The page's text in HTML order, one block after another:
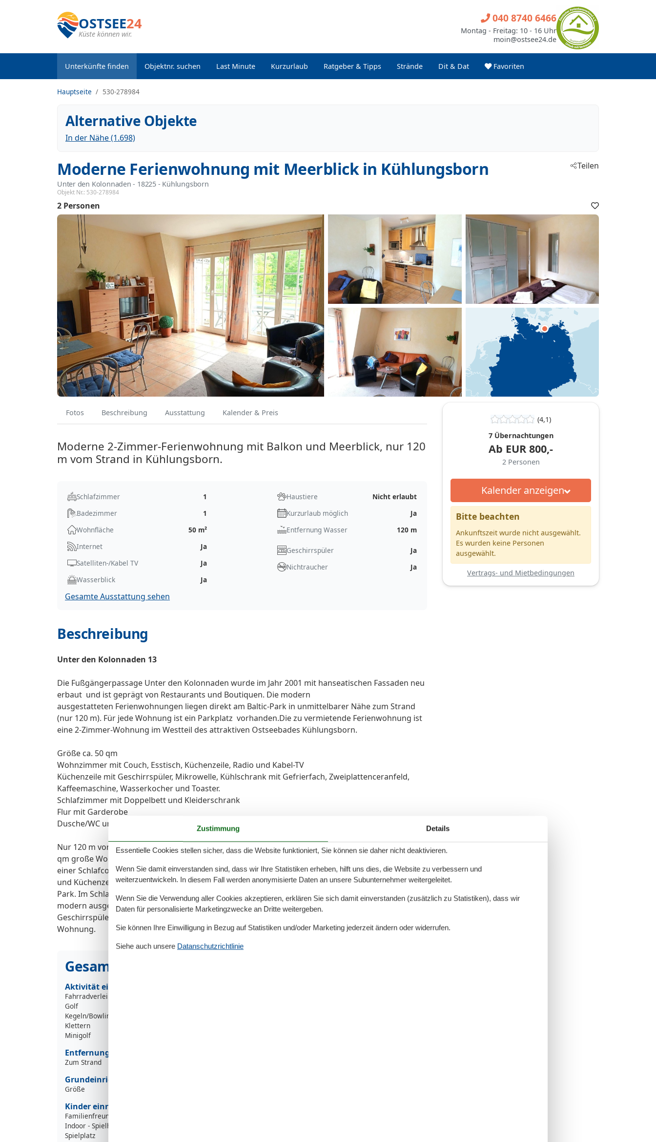
OSTSEE24
Küste können wir.
Unterkünfte finden Objektnr. suchen Last Minute Kurzurlaub Ratgeber & Tipps Strände Dit & Dat Favoriten
040 8740 6466
Montag - Freitag: 10 - 16 Uhr
moin@ostsee24.de
Hauptseite 530-278984
Alternative Objekte
In der Nähe (1.698)
Moderne Ferienwohnung mit Meerblick in Kühlungsborn
Unter den Kolonnaden - 18225 - Kühlungsborn
Objekt Nr.: 530-278984
Teilen
2 Personen
Fotos Beschreibung Ausstattung Kalender & Preis
Moderne 2-Zimmer-Ferienwohnung mit Balkon und Meerblick, nur 120
m vom Strand in Kühlungsborn.
Schlafzimmer
1
Badezimmer
1
Wohnfläche
50 m²
Haustiere
Nicht erlaubt
Kurzurlaub möglich
Ja
Entfernung Wasser
120 m
Internet
Ja
Satelliten-/Kabel TV
Ja
Wasserblick
Ja
Geschirrspüler
Ja
Nichtraucher
Ja
Gesamte Ausstattung sehen
Beschreibung
Unter den Kolonnaden 13
Die Fußgängerpassage Unter den Kolonnaden wurde im Jahr 2001 mit hanseatischen Fassaden neu
erbaut und ist geprägt von Restaurants und Boutiquen. Die modern
ausgestatteten Ferienwohnungen liegen direkt am Baltic-Park in unmittelbarer Nähe zum Strand
(nur 120 m). Für jede Wohnung ist ein Parkplatz vorhanden.Die zu vermietende Ferienwohnung ist
eine 2-Zimmer-Wohnung im Westteil des attraktiven Ostseebades Kühlungsborn.
Größe ca. 50 qm
Wohnzimmer mit Couch, Esstisch, Küchenzeile, Radio und Kabel-TV
Küchenzeile mit Geschirrspüler, Mikrowelle, Kühlschrank mit Gefrierfach, Zweiplattenceranfeld,
Kaffeemaschine, Wasserkocher und Toaster.
Schlafzimmer mit Doppelbett und Kleiderschrank
Flur mit Garderobe
Dusche/WC und Balkon
Nur 120 m vom Strand wohnen Sie in einer modern eingerichteten 2-Raum-Ferienwohnung. Die 45
qm große Wohnung liegt in der ersten Etage über der Einkaufspassage. Das Wohnzimmer ist mit
einer Schlafcouch, Couchtisch, Anrichte, Regal, Kabel-TV, Radio, Essbereich (Esstisch und 4 Stühle)
und Küchenzeile ausgestattet. Vom Ost-Balkon hat man einen wunderbaren Blick auf den Baltic-
Park. Im Schlafzimmer stehen ein Doppelbett und ein Kleiderschrank. Die Küchenzeile wurde
modern ausgestattet mit Mikrowelle, Kühlschrank, Kaffeemaschine, Zweiplattenkochfeld, Toaster,
Geschirrspüler, Wasserkocher und Geschirr. Das Bad mit Dusche und WC komplettiert die
Wohnung.
Gesamte Ausstattung
Aktivität einrichtungen
Fahrradverleih
Golf
Kegeln/Bowling
Klettern
Minigolf
Entfernungen
Zum Strand
Grundeinrichtungen
Größe
Kinder einrichtungen
Familienfreundlich
Indoor - Spielhaus
Spielplatz
(4,1)
7 Übernachtungen
Ab EUR 800,-
2 Personen
Kalender anzeigen
Bitte beachten
Ankunftszeit wurde nicht ausgewählt.
Es wurden keine Personen
ausgewählt.
Vertrags- und Mietbedingungen
Zustimmung Details
Essentielle Cookies stellen sicher, dass die Website funktioniert, Sie können sie daher nicht deaktivieren.
Wenn Sie damit einverstanden sind, dass wir Ihre Statistiken erheben, hilft uns dies, die Website zu verbessern und
weiterzuentwickeln. In diesem Fall werden anonymisierte Daten an unsere Subunternehmer weitergeleitet.
Wenn Sie die Verwendung aller Cookies akzeptieren, erklären Sie sich damit einverstanden (zusätzlich zu Statistiken), dass wir
Daten für personalisierte Marketingzwecke an Dritte weitergeben.
Sie können Ihre Einwilligung in Bezug auf Statistiken und/oder Marketing jederzeit ändern oder widerrufen.
Siehe auch unsere Datanschutzrichtlinie